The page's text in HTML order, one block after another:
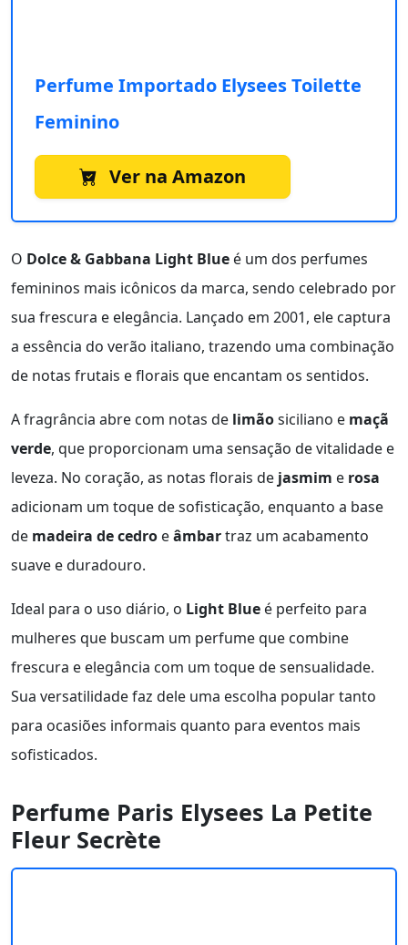
Perfume Importado Elysees Toilette
Feminino
Ver na Amazon
O Dolce & Gabbana Light Blue é um dos perfumes
femininos mais icônicos da marca, sendo celebrado por
sua frescura e elegância. Lançado em 2001, ele captura
a essência do verão italiano, trazendo uma combinação
de notas frutais e florais que encantam os sentidos.
A fragrância abre com notas de limãosiciliano e maçã
verde, que proporcionam uma sensação de vitalidade e
leveza. No coração, as notas florais de jasmim e rosa
adicionam um toque de sofisticação, enquanto a base
de madeira de cedro eâmbartraz um acabamento
suave e duradouro.
Ideal para o uso diário, o Light Blue é perfeito para
mulheres que buscam um perfume que combine
frescura e elegância com um toque de sensualidade.
Sua versatilidade faz dele uma escolha popular tanto
para ocasiões informais quanto para eventos mais
sofisticados.
Perfume Paris Elysees La Petite
Fleur Secrète